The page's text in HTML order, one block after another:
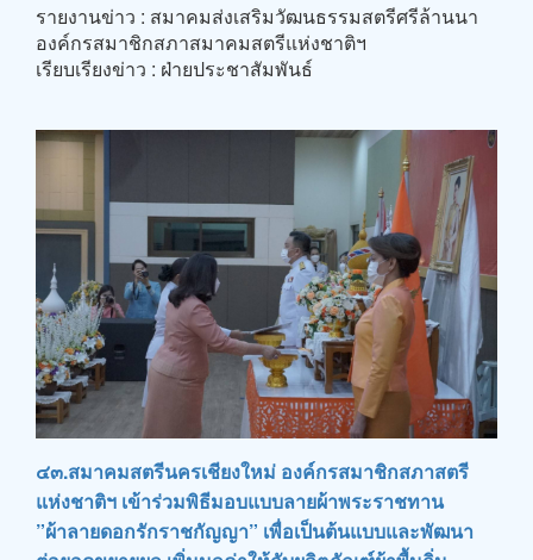
รายงานข่าว : สมาคมส่งเสริมวัฒนธรรมสตรีศรีล้านนา
องค์กรสมาชิกสภาสมาคมสตรีแห่งชาติฯ
เรียบเรียงข่าว : ฝ่ายประชาสัมพันธ์
๔๓.สมาคมสตรีนครเชียงใหม่ องค์กรสมาชิกสภาสตรี
แห่งชาติฯ เข้าร่วมพิธีมอบแบบลายผ้าพระราชทาน
”ผ้าลายดอกรักราชกัญญา” เพื่อเป็นต้นแบบและพัฒนา